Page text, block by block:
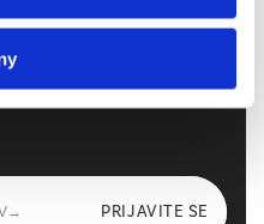
novice iz sveta
PRIJAVITE SE